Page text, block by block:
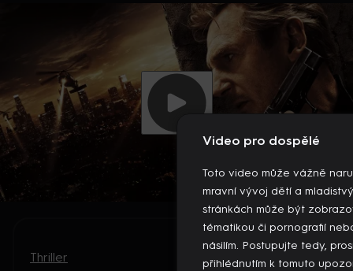
Video pro dospělé
Toto video může vážně
mravní vývoj dětí a
stránkách může být
tématikou či pornografií
násilím. Postupujte tedy,
přihlédnutím k tomuto
Aktuálně je přehráváno příliš mnoho videí současně.
Pokud chcete pokračovat v přehrávání na tomto
zařízení, ukončete přehrávání na jiných zařízeních.
Více o limitu změn zařízení
Thriller